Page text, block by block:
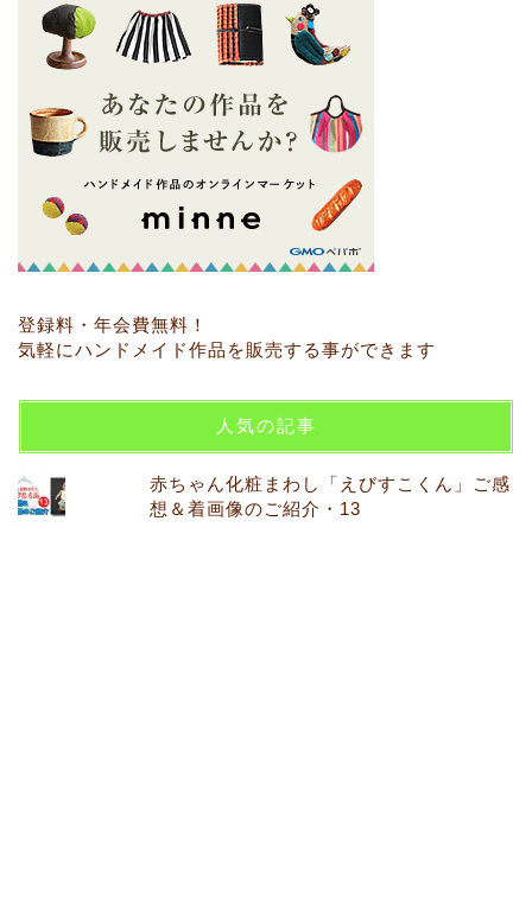
登録料・年会費無料！
気軽にハンドメイド作品を販売する事ができます
人気の記事
赤ちゃん化粧まわし「えびすこくん」ご感
想＆着画像のご紹介・13